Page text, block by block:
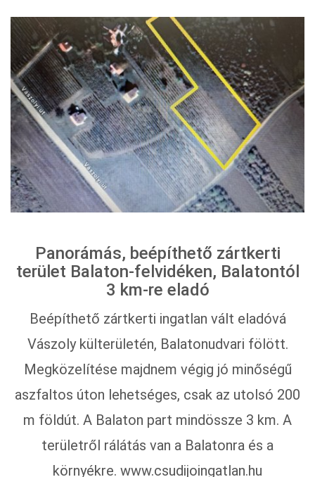
Panorámás, beépíthető zártkerti
terület Balaton-felvidéken, Balatontól
3 km-re eladó
Beépíthető zártkerti ingatlan vált eladóvá
Vászoly külterületén, Balatonudvari fölött.
Megközelítése majdnem végig jó minőségű
aszfaltos úton lehetséges, csak az utolsó 200
m földút. A Balaton part mindössze 3 km. A
területről rálátás van a Balatonra és a
környékre. www.csudijoingatlan.hu